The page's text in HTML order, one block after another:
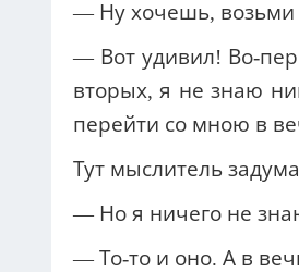
— Ну хочешь, возьми
— Вот удивил! Во-
вторых, я не знаю
перейти со мною в
Тут мыслитель
— Но я ничего не
— То-то и оно. А в